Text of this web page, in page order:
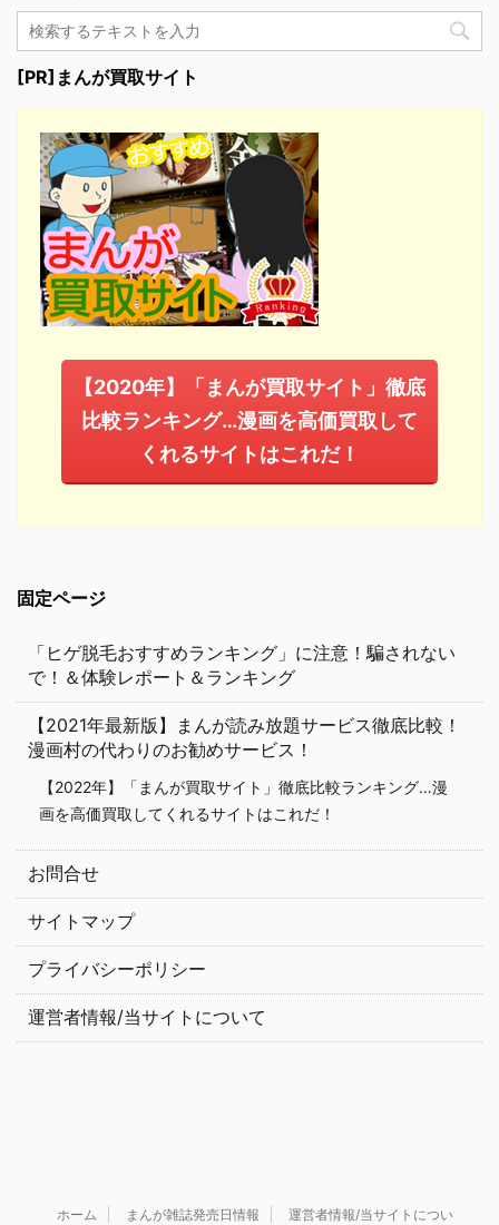
[PR]まんが買取サイト
【2020年】「まんが買取サイト」徹底
比較ランキング…漫画を高価買取して
くれるサイトはこれだ！
固定ページ
「ヒゲ脱毛おすすめランキング」に注意！騙されない
で！＆体験レポート＆ランキング
【2021年最新版】まんが読み放題サービス徹底比較！
漫画村の代わりのお勧めサービス！
【2022年】「まんが買取サイト」徹底比較ランキング…漫
画を高価買取してくれるサイトはこれだ！
お問合せ
サイトマップ
プライバシーポリシー
運営者情報/当サイトについて
ホーム まんが雑誌発売日情報 運営者情報/当サイトについ